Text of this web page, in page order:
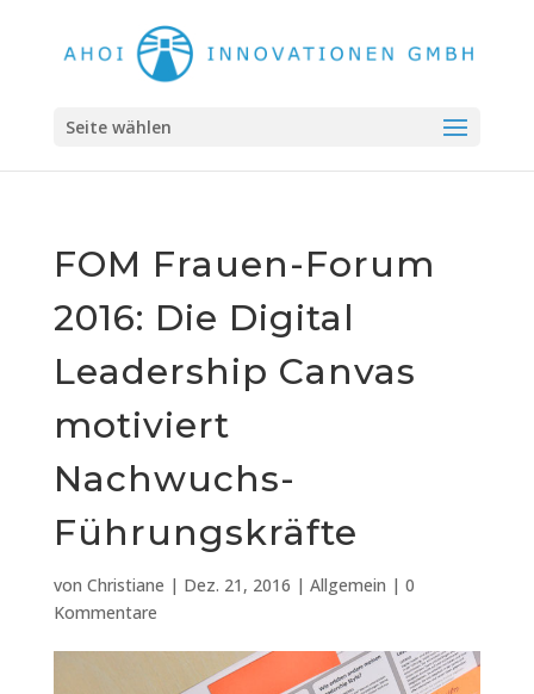
Seite wählen
FOM Frauen-Forum
2016: Die Digital
Leadership Canvas
motiviert
Nachwuchs-
Führungskräfte
von Christiane | Dez. 21, 2016 | Allgemein | 0
Kommentare